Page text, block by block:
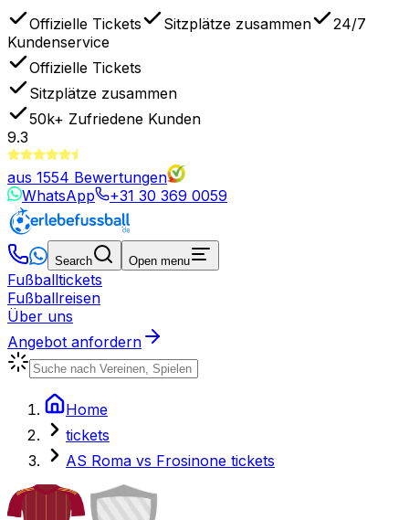
Offizielle Tickets Sitzplätze zusammen
24/7
Kundenservice
Offizielle Tickets
Sitzplätze zusammen
50k+ Zufriedene Kunden
9.3
aus 1554 Bewertungen
WhatsApp
+31 30 369 0059
Search Open menu
Fußballtickets
Fußballreisen
Über uns
Angebot anfordern
Home
tickets
AS Roma vs Frosinone tickets